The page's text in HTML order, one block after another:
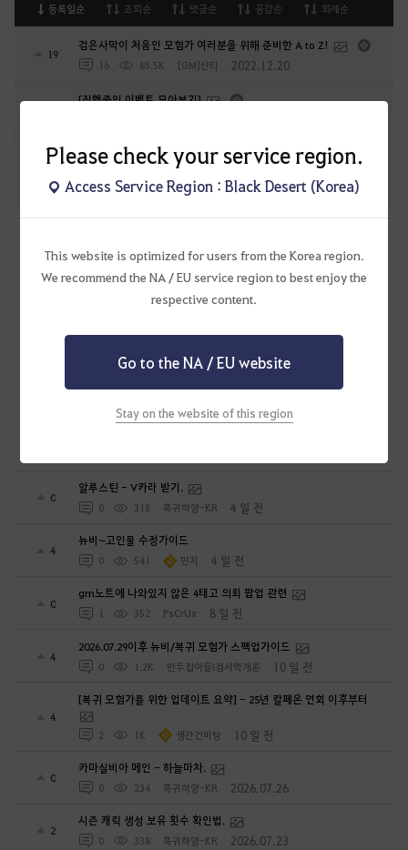
Please check your service region.
Access Service Region : Black Desert (Korea)
This website is optimized for users from the Korea region.
We recommend the NA / EU service region to best enjoy the
respective content.
Go to the NA / EU website
Stay on the website of this region
등록일순 조회순 댓글순 공감순 화제순
19
검은사막이 처음인 모험가 여러분을 위해 준비한 A to Z!
16 85.5K [GM]샨티 2022.12.20
[진행중인 이벤트 모아보기]
초보 모험가를 위한 추천 가이드 리스트(2025-04-28 업데이트)
11 108K [GM]메르브 2022.04.07
보조 군왕 제작.
0
[아에테리온 생태] 흑정령에 침식된 검사/용병
다이호 2 일 전
0
알루스틴 - V카라 받기.
0 318 흑귀하양-KR 4 일 전
4
뉴비~고인물 수정가이드
0 541 민지 4 일 전
0
gm노트에 나와있지 않은 4태고 의뢰 팝업 관련
1 352 PsCrUx 8 일 전
4
2026.07.29이후 뉴비/복귀 모험가 스펙업가이드
0 1.2K 만두집아들I검사학개론 10 일 전
4
[복귀 모험가를 위한 업데이트 요약] - 25년 칼페온 연회 이후부터
2 1K 생간건비탕 10 일 전
0
카마실비아 메인 - 하늘마차.
0 234 흑귀하양-KR 2026.07.26
2
시즌 캐릭 생성 보유 횟수 확인법.
0 338 흑귀하양-KR 2026.07.23